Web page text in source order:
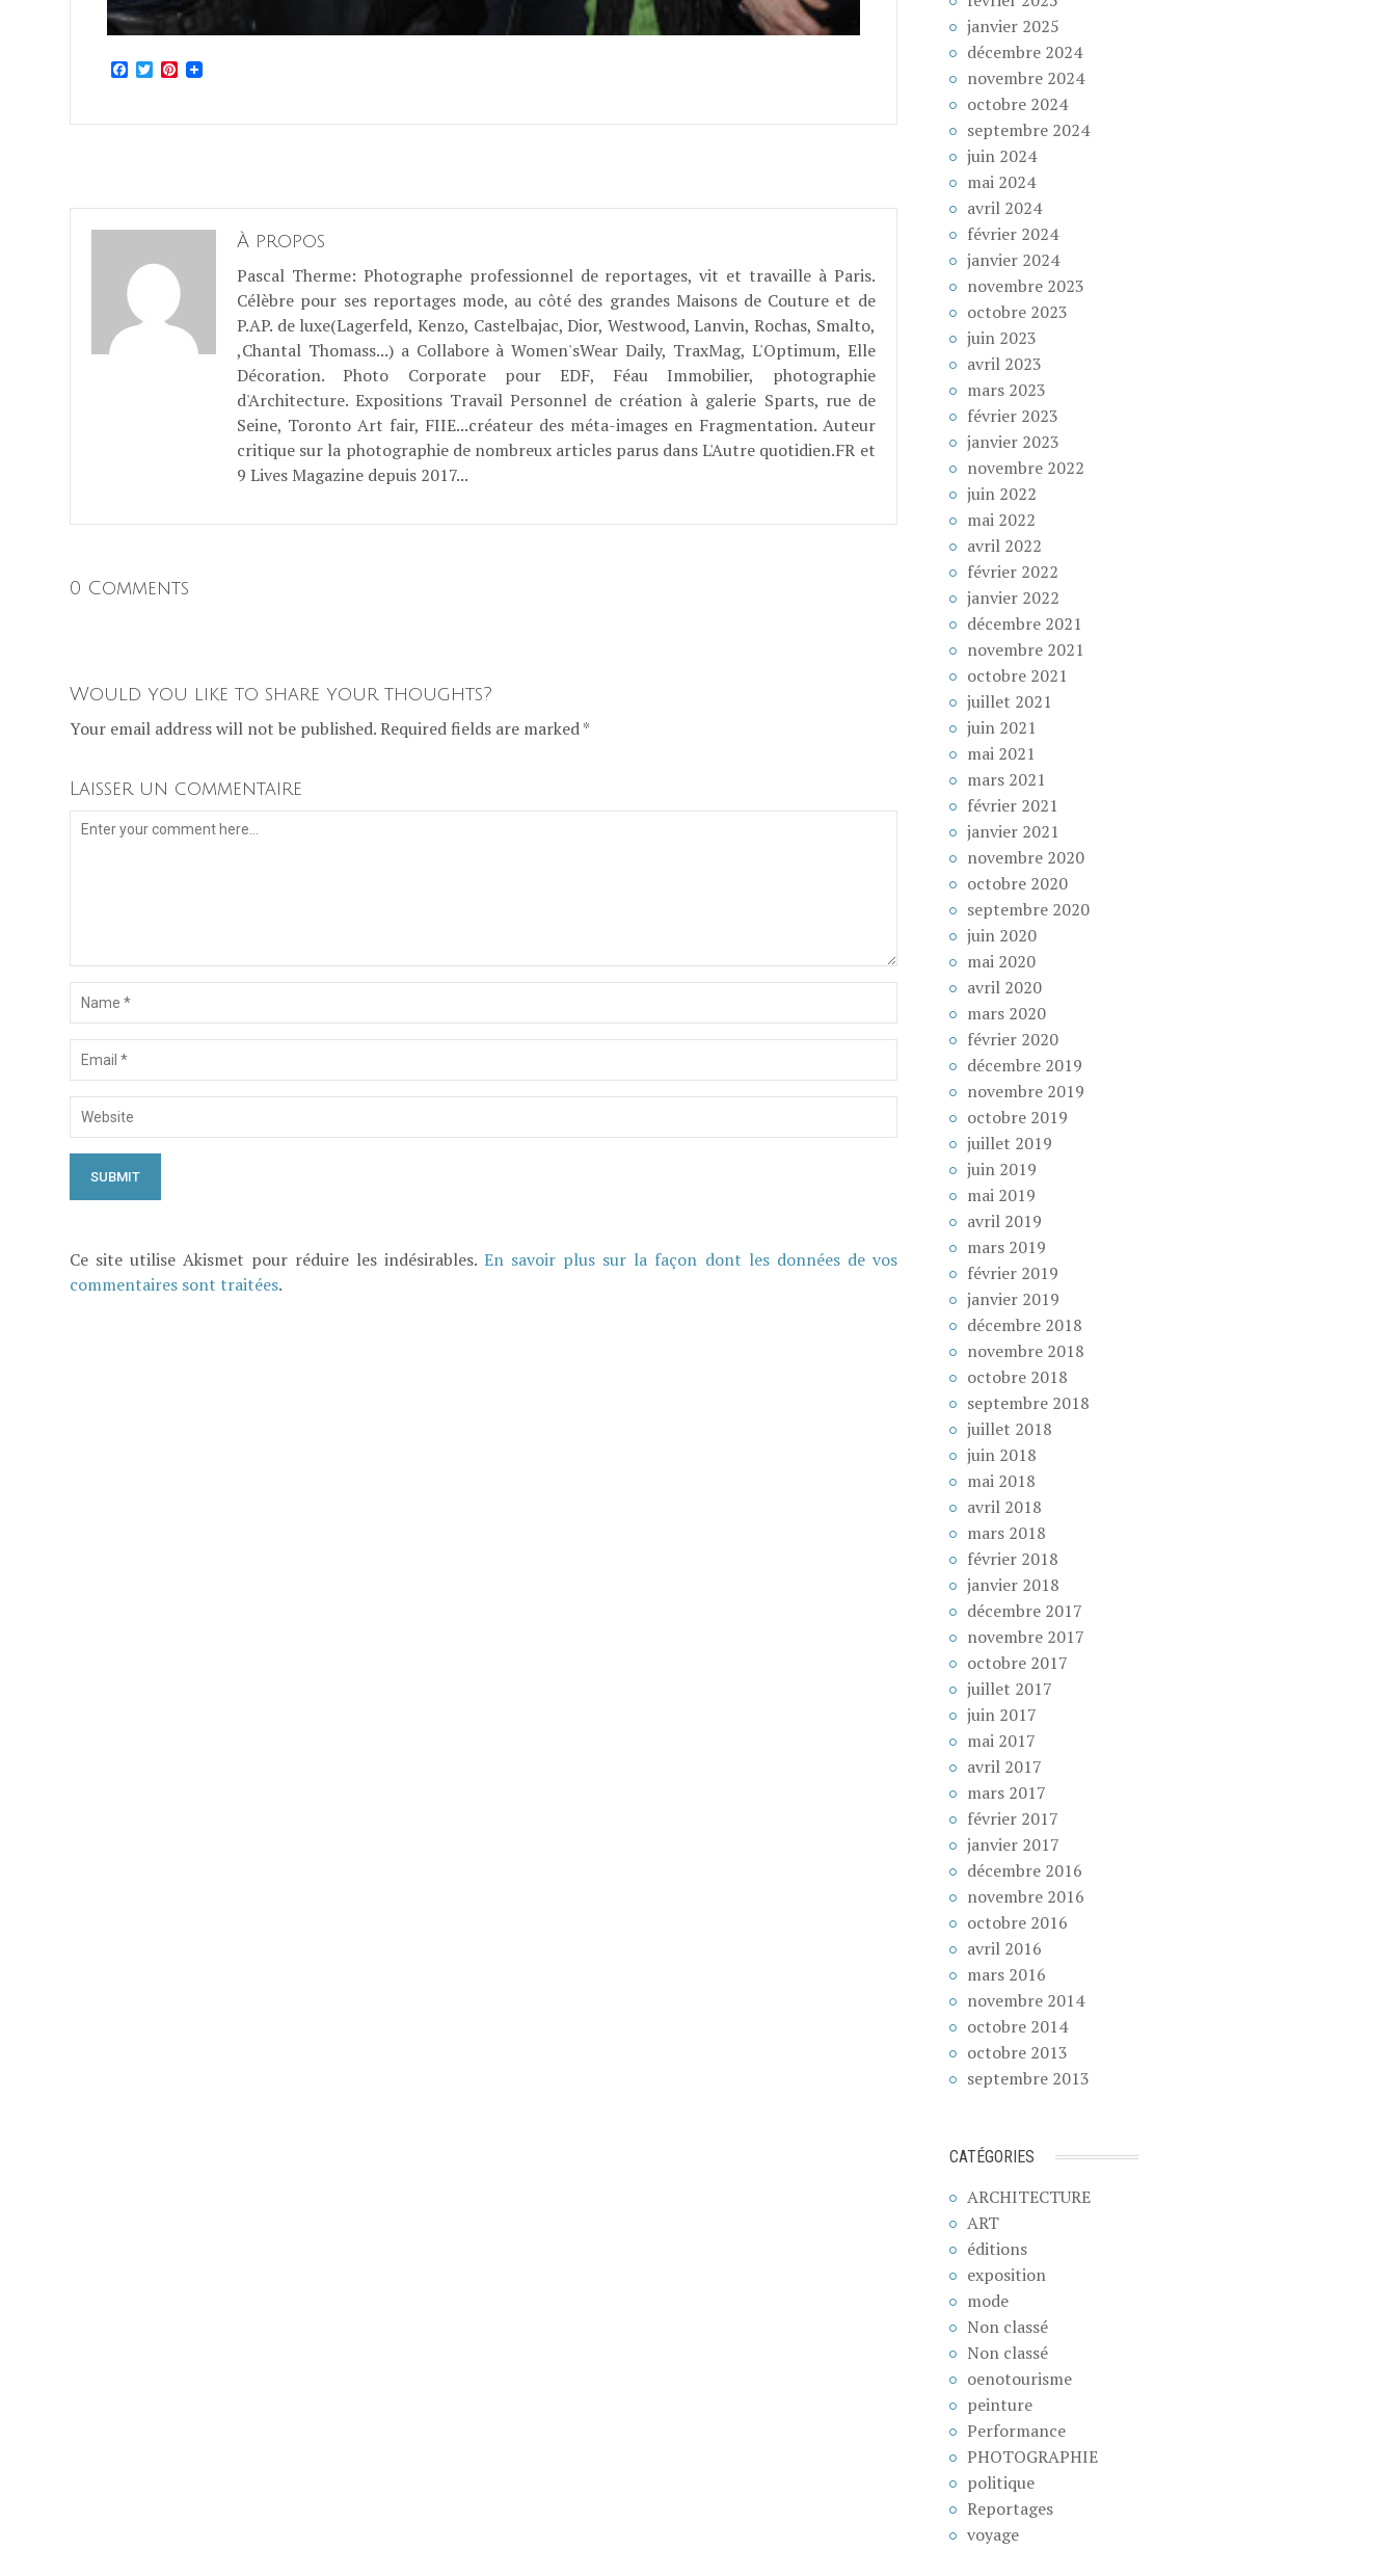
Facebook
TwitterPinterest
À propos
Pascal Therme: Photographe professionnel de reportages, vit et travaille à Paris.
Célèbre pour ses reportages mode, au côté des grandes Maisons de Couture et de
P.AP. de luxe(Lagerfeld, Kenzo, Castelbajac, Dior, Westwood, Lanvin, Rochas, Smalto,
,Chantal Thomass...) a Collabore à Women'sWear Daily, TraxMag, L'Optimum, Elle
Décoration. Photo Corporate pour EDF, Féau Immobilier, photographie
d'Architecture. Expositions Travail Personnel de création à galerie Sparts, rue de
Seine, Toronto Art fair, FIIE...créateur des méta-images en Fragmentation. Auteur
critique sur la photographie de nombreux articles parus dans L'Autre quotidien.FR et
9 Lives Magazine depuis 2017...
0 Comments
Would you like to share your thoughts?
Your email address will not be published. Required fields are marked *
Laisser un commentaire
Ce site utilise Akismet pour réduire les indésirables.En savoir plus sur la façon dont les données de vos
commentaires sont traitées.
janvier 2025
décembre 2024
novembre 2024
octobre 2024
septembre 2024
juin 2024
mai 2024
avril 2024
février 2024
janvier 2024
novembre 2023
octobre 2023
juin 2023
avril 2023
mars 2023
février 2023
janvier 2023
novembre 2022
juin 2022
mai 2022
avril 2022
février 2022
janvier 2022
décembre 2021
novembre 2021
octobre 2021
juillet 2021
juin 2021
mai 2021
mars 2021
février 2021
janvier 2021
novembre 2020
octobre 2020
septembre 2020
juin 2020
mai 2020
avril 2020
mars 2020
février 2020
décembre 2019
novembre 2019
octobre 2019
juillet 2019
juin 2019
mai 2019
avril 2019
mars 2019
février 2019
janvier 2019
décembre 2018
novembre 2018
octobre 2018
septembre 2018
juillet 2018
juin 2018
mai 2018
avril 2018
mars 2018
février 2018
janvier 2018
décembre 2017
novembre 2017
octobre 2017
juillet 2017
juin 2017
mai 2017
avril 2017
mars 2017
février 2017
janvier 2017
décembre 2016
novembre 2016
octobre 2016
avril 2016
mars 2016
novembre 2014
octobre 2014
octobre 2013
septembre 2013
CATÉGORIES
ARCHITECTURE
ART
éditions
exposition
mode
Non classé
Non classé
oenotourisme
peinture
Performance
PHOTOGRAPHIE
politique
Reportages
voyage